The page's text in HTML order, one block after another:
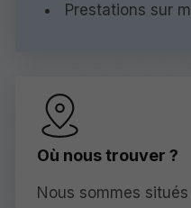
Prestations sur
Où nous trouver ?
Nous sommes